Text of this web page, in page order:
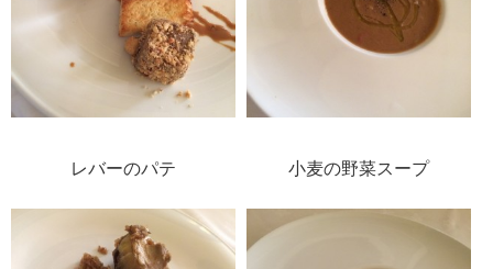
レバーのパテ 小麦の野菜スープ